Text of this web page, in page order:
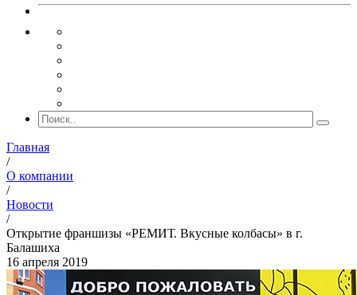
Главная
/
О компании
/
Новости
/
Открытие франшизы «РЕМИТ. Вкусные колбасы» в г.
Балашиха
16 апреля 2019